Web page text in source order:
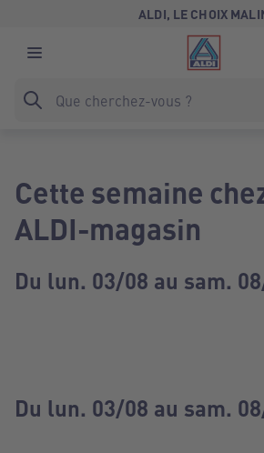
ALDI, LE CHOIX
Cette semaine
ALDI-magasin
Du lun. 03/08 au sam.
Du lun. 03/08 au sam.